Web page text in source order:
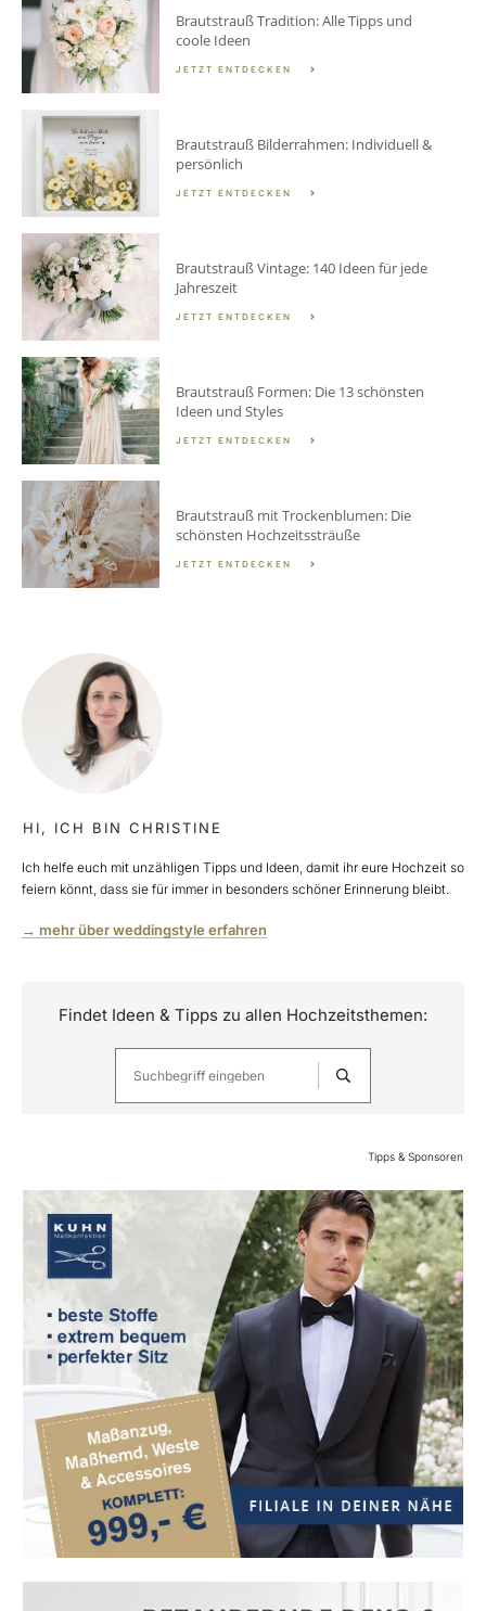
Brautstrauß Tradition: Alle Tipps und
coole Ideen
JETZT ENTDECKEN
Brautstrauß Bilderrahmen: Individuell &
persönlich
JETZT ENTDECKEN
Brautstrauß Vintage: 140 Ideen für jede
Jahreszeit
JETZT ENTDECKEN
Brautstrauß Formen: Die 13 schönsten
Ideen und Styles
JETZT ENTDECKEN
Brautstrauß mit Trockenblumen: Die
schönsten Hochzeitssträuße
JETZT ENTDECKEN
HI, ICH BIN CHRISTINE
Ich helfe euch mit unzähligen Tipps und Ideen, damit ihr eure Hochzeit so
feiern könnt, dass sie für immer in besonders schöner Erinnerung bleibt.
→ mehr über weddingstyle erfahren
Findet Ideen & Tipps zu allen Hochzeitsthemen:
Tipps & Sponsoren